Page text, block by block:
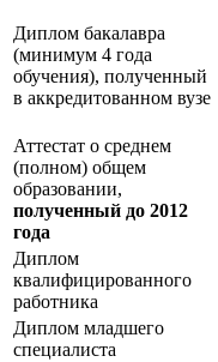
Диплом бакалавра
(минимум 4 года
обучения), полученный
в аккредитованном вузе
Аттестат о среднем
(полном) общем
образовании,
полученный до 2012
года
Диплом
квалифицированного
работника
Диплом младшего
специалиста